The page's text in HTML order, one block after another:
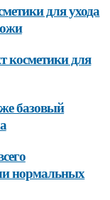
для ухода
косметики для
базовый
нормальных